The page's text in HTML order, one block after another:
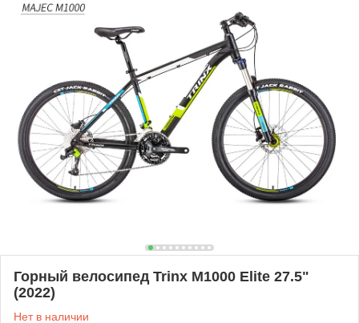
Горный велосипед Trinx M1000 Elite 27.5"
(2022)
Нет в наличии